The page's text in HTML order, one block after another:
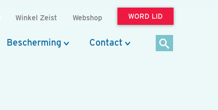
Winkel Zeist Webshop WORD LID
Bescherming Contact